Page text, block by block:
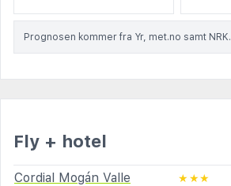
Prognosen kommer fra Yr, met.no samt NRK.
Fly + hotel
Cordial Mogán Valle ★★★